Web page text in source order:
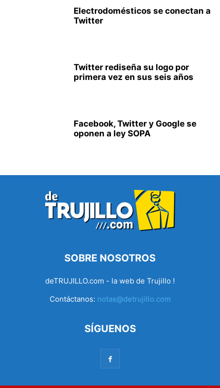
Electrodomésticos se conectan a
Twitter
Twitter rediseña su logo por
primera vez en sus seis años
Facebook, Twitter y Google se
oponen a ley SOPA
SOBRE NOSOTROS
deTRUJILLO.com - la web de Trujillo !
Contáctanos: notas@detrujillo.com
SÍGUENOS